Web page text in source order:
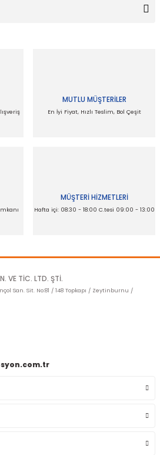
bozuk veya görüntülenemiyor.
MUTLU MÜŞTERİLER
En İyi Fiyat, Hızlı Teslim, Bol Çeşit
MÜŞTERİ HİZMETLERİ
Hafta içi: 08:30 - 18:00 C.tesi 09:00 - 13:00
VE TİC. LTD. ŞTİ.
San. Sit. No:81 / 148 Topkapı / Zeytinburnu /